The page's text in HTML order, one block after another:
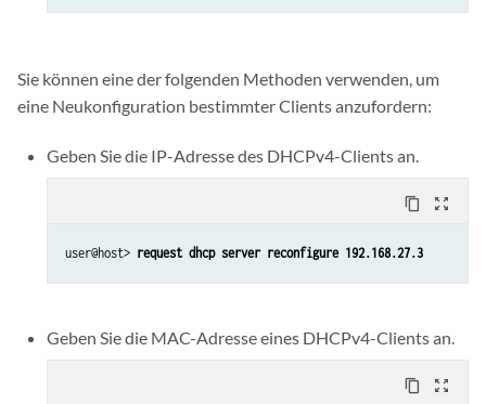
Sie können eine der folgenden Methoden verwenden, um
eine Neukonfiguration bestimmter Clients anzufordern:
Geben Sie die IP-Adresse des DHCPv4-Clients an.
content_copy zoom_out_map
user@host> request dhcp server reconfigure 192.168.27.3
Geben Sie die MAC-Adresse eines DHCPv4-Clients an.
content_copy zoom_out_map